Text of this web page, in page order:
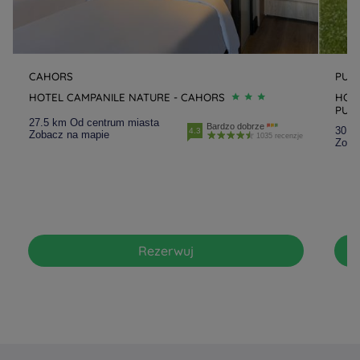
CAHORS
HOTEL CAMPANILE NATURE - CAHORS
27.5 km Od centrum miasta
Zobacz na mapie
4.3 Bardzo dobrze
1035 recenzje
Rezerwuj
30.6